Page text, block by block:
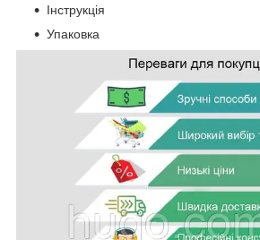
Інструкція
Упаковка